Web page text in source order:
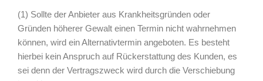
(1) Sollte der Anbieter aus Krankheitsgründen oder
Gründen höherer Gewalt einen Termin nicht wahrnehmen
können, wird ein Alternativtermin angeboten. Es besteht
hierbei kein Anspruch auf Rückerstattung des Kunden, es
sei denn der Vertragszweck wird durch die Verschiebung